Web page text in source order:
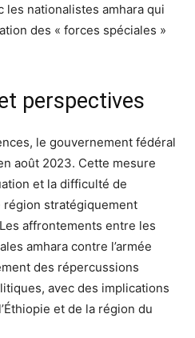
les nationalistes amhara qui
des « forces spéciales »
perspectives
le gouvernement fédéral
août 2023. Cette mesure
et la difficulté de
région stratégiquement
affrontements entre les
amhara contre l’armée
des répercussions
avec des implications
et de la région du